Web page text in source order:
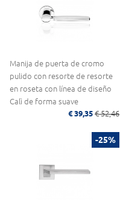
Manija de puerta de cromo
pulido con resorte de resorte
en roseta con línea de diseño
Calì de forma suave
€ 39,35 € 52,46
-25%